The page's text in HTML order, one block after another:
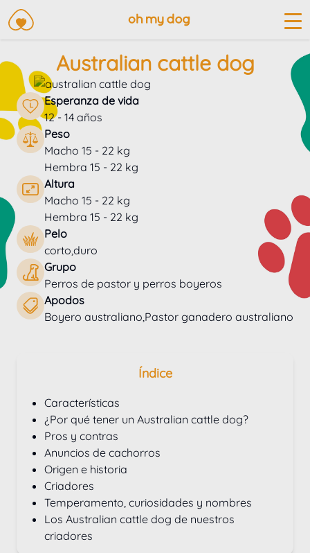
Australian cattle dog
Esperanza de vida
12 - 14 años
Peso
Macho 15 - 22 kg
Hembra 15 - 22 kg
Altura
Macho 15 - 22 kg
Hembra 15 - 22 kg
Pelo
corto,duro
Grupo
Perros de pastor y perros boyeros
Apodos
Boyero australiano,Pastor ganadero australiano
Índice
Características
¿Por qué tener un Australian cattle dog?
Pros y contras
Anuncios de cachorros
Origen e historia
Criadores
Temperamento, curiosidades y nombres
Los Australian cattle dog de nuestros
criadores